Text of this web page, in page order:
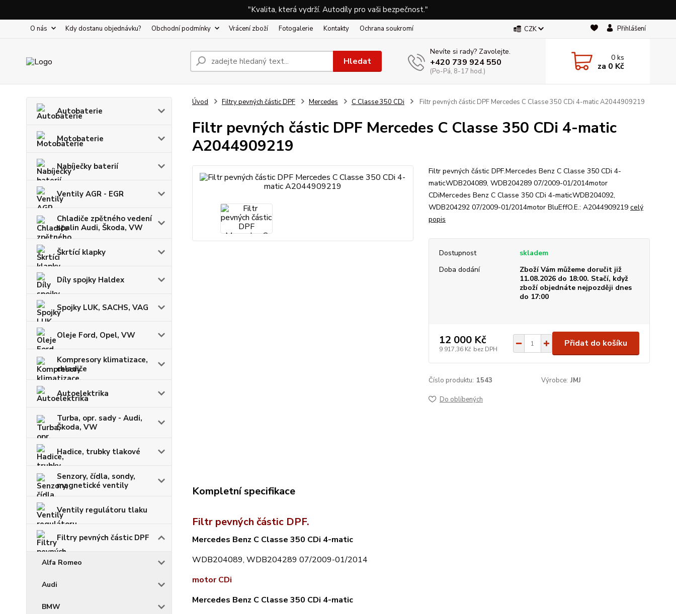
"Kvalita, která vydrží. Autodíly pro vaši bezpečnost."
O nás Kdy dostanu objednávku? Obchodní podmínky Vrácení zboží Fotogalerie Kontakty Ochrana soukromí CZK Přihlášení
Hledat
Nevíte si rady? Zavolejte.
+420 739 924 550
(Po-Pá, 8-17 hod.)
0ks
za 0 Kč
Autobaterie
Motobaterie
Nabíječky baterií
Ventily AGR - EGR
Chladiče zpětného vedení
spalin Audi, Škoda, VW
Škrtící klapky
Díly spojky Haldex
Spojky LUK, SACHS, VAG
Oleje Ford, Opel, VW
Kompresory klimatizace,
chladiče
Autoelektrika
Turba, opr. sady - Audi,
Škoda, VW
Hadice, trubky tlakové
Senzory, čídla, sondy,
magnetické ventily
Ventily regulátoru tlaku
Filtry pevných částic DPF
Alfa Romeo
Audi
BMW
Úvod Filtry pevných částic DPF Mercedes C Classe 350 CDi Filtr pevných částic DPF Mercedes C Classe 350 CDi 4-matic A2044909219
Filtr pevných částic DPF Mercedes C Classe 350 CDi 4-matic
A2044909219
Filtr pevných částic DPF.Mercedes Benz C Classe 350 CDi 4-
maticWDB204089, WDB204289 07/2009-01/2014motor
CDiMercedes Benz C Classe 350 CDi 4-maticWDB204092,
WDB204292 07/2009-01/2014motor BluEffO.E.: A2044909219 celý
popis
Dostupnost
skladem
Doba dodání
Zboží Vám můžeme doručit již
11.08.2026 do 18:00. Stačí, když
zboží objednáte nejpozději dnes
do 17:00
12 000 Kč
9 917,36 Kč bez DPH
Přidat do košíku
Číslo produktu: 1543 Výrobce: JMJ
Do oblíbených
Kompletní specifikace
Filtr pevných částic DPF.
Mercedes Benz C Classe 350 CDi 4-matic
WDB204089, WDB204289 07/2009-01/2014
motor CDi
Mercedes Benz C Classe 350 CDi 4-matic